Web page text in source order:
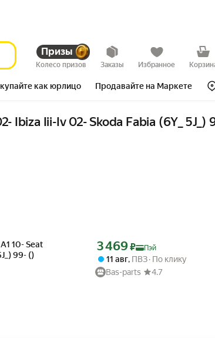
Призы
Колесо призов Заказы Избранное
как юрлицо Продавайте на Маркете
Ibiza Iii-Iv 02- Skoda Fabia (6Y_ 5J_)
10- Seat
99- ()
Цена с картой Яндекс Пэй 3469 ₽
3 469₽ Пэй
11 авг, ПВЗ По клику
Bas-parts
4.7